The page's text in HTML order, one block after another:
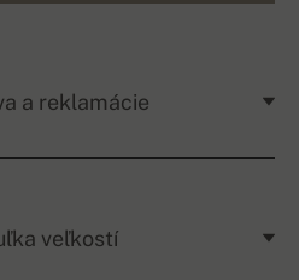
a reklamácie
veľkostí